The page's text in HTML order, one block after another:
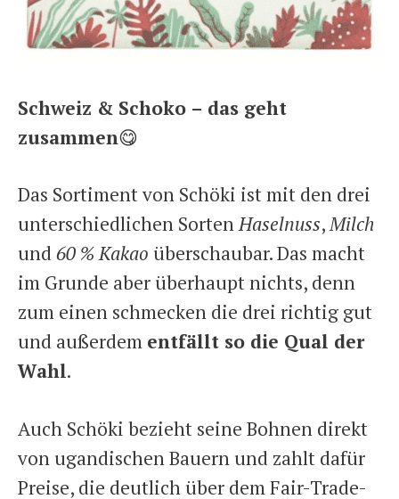
Schweiz & Schoko – das geht
zusammen😋
Das Sortiment von Schöki ist mit den drei
unterschiedlichen SortenHaselnuss,Milch
und60 %Kakao überschaubar. Das macht
im Grunde aber überhaupt nichts, denn
zum einen schmecken die drei richtig gut
und außerdem entfällt so die Qual der
Wahl.
Auch Schöki bezieht seine Bohnen direkt
von ugandischen Bauern und zahlt dafür
Preise, die deutlich über dem Fair-Trade-